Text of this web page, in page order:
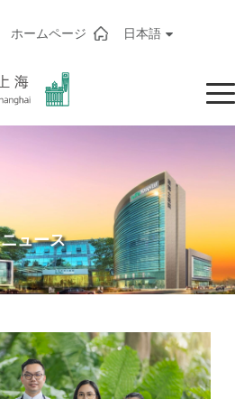
ホームページ 日本語
ニュース